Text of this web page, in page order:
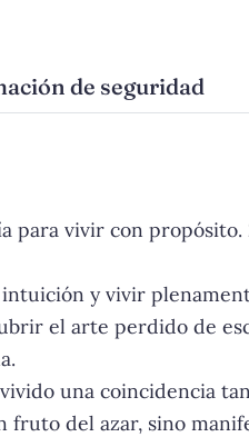
de seguridad
para vivir con propósito.
y vivir
el arte perdido de
una coincidencia
fruto del azar, sino